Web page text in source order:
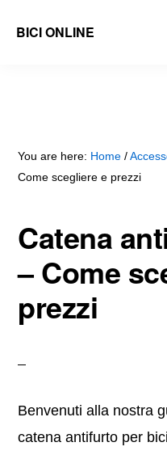
BICI ONLINE
Ricambi
Bici
Guide
You are here: Home /
Come scegliere e prezzi
Catena
– Come
prezzi
Benvenuti alla nostra
catena antifurto per